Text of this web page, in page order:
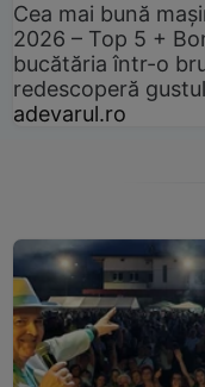
Cea mai bună
2026 – Top 5 +
bucătăria într-o
redescoperă
adevarul.ro